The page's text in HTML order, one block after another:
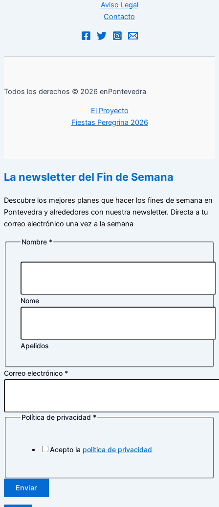
Aviso Legal
Contacto
Todos los derechos © 2026 enPontevedra
El Proyecto
Fiestas Peregrina 2026
La newsletter del Fin de Semana
Descubre los mejores planes que hacer los fines de semana en
Pontevedra y alrededores con nuestra newsletter. Directa a tu
correo electrónico una vez a la semana
Nombre *
Nome
Apelidos
Correo electrónico *
electrónicoPolítica de privacidad *
Acepto la política de privacidad
Enviar